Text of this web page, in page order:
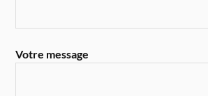
Votre message